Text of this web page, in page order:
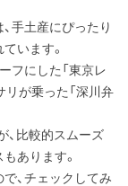
手土産にぴったり
います。
フにした「東京レ
リが乗った「深川弁
、比較的スムーズ
あります。
、チェックしてみ